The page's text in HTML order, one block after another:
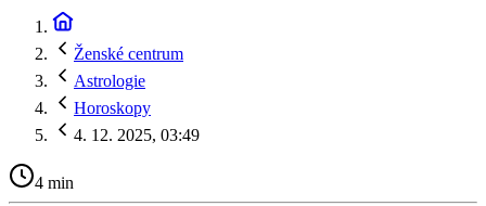
Ženské centrum
Astrologie
Horoskopy
4. 12. 2025, 03:49
4 min